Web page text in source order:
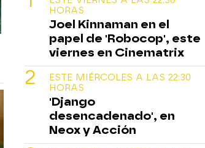
HORAS
Joel Kinnaman en el
papel de 'Robocop', este
viernes en Cinematrix
ESTE MIÉRCOLES A LAS 22:30
HORAS
'Django
desencadenado', en
Neox y Acción